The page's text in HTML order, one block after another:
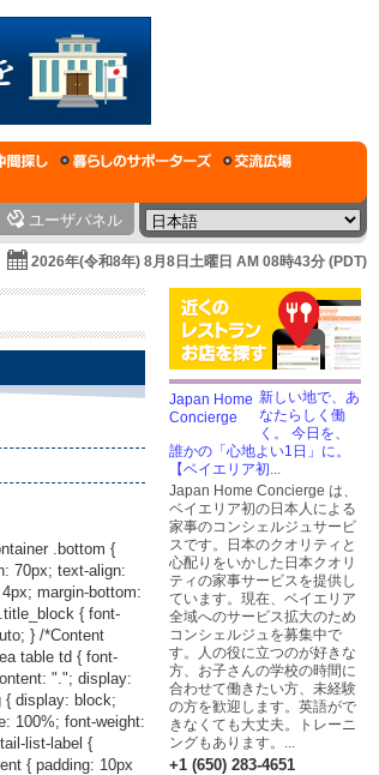
ユーザパネル
2026年(令和8年) 8月8日土曜日 AM 08時43分 (PDT)
.bottom {
70px; text-align:
margin-bottom:
{ font-
} /*Content
table td { font-
"."; display:
{ display: block;
100%; font-weight:
list-label {
{ padding: 10px
新しい地で、あ
なたらしく働
く。 今日を、
誰かの「心地よい1日」に。
【ベイエリア初...
Japan Home Concierge は、
ベイエリア初の日本人による
家事のコンシェルジュサービ
スです。日本のクオリティと
心配りをいかした日本クオリ
ティの家事サービスを提供し
ています。現在、ベイエリア
全域へのサービス拡大のため
コンシェルジュを募集中で
す。人の役に立つのが好きな
方、お子さんの学校の時間に
合わせて働きたい方、未経験
の方を歓迎します。英語がで
きなくても大丈夫。トレーニ
ングもあります。...
+1 (650) 283-4651